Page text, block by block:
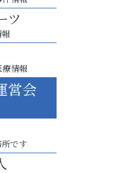
買取へ
ツ
情報
営会
です